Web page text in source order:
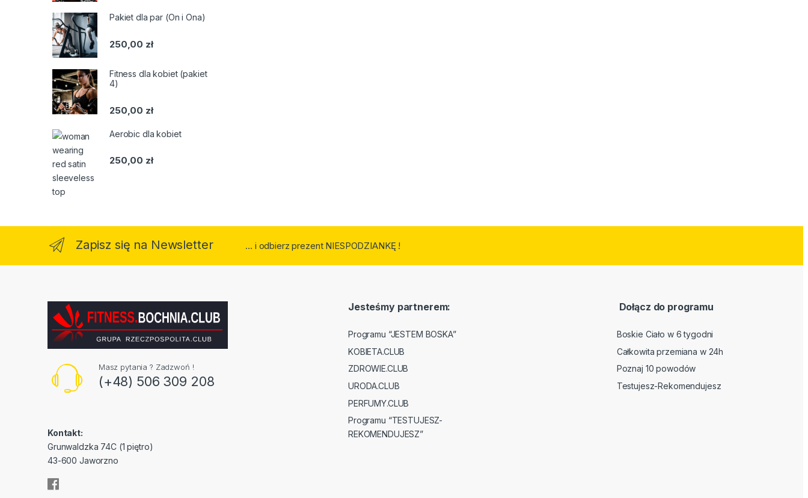
Pakiet dla par (On i Ona)
250,00 zł
Fitness dla kobiet (pakiet
4)
250,00 zł
Aerobic dla kobiet
250,00 zł
Zapisz się na Newsletter ... i odbierz prezent NIESPODZIANKĘ !
Masz pytania ? Zadzwoń !
(+48) 506 309 208
Kontakt:
Grunwaldzka 74C (1 piętro)
43-600 Jaworzno
Jesteśmy partnerem:
Programu “JESTEM BOSKA”
KOBIETA.CLUB
ZDROWIE.CLUB
URODA.CLUB
PERFUMY.CLUB
Programu “TESTUJESZ-
REKOMENDUJESZ”
Dołącz do programu
Boskie Ciało w 6 tygodni
Całkowita przemiana w 24h
Poznaj 10 powodów
Testujesz-Rekomendujesz